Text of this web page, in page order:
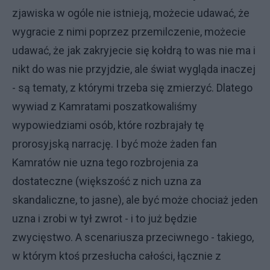
zjawiska w ogóle nie istnieją, możecie udawać, że
wygracie z nimi poprzez przemilczenie, możecie
udawać, że jak zakryjecie się kołdrą to was nie ma i
nikt do was nie przyjdzie, ale świat wygląda inaczej
- są tematy, z którymi trzeba się zmierzyć. Dlatego
wywiad z Kamratami poszatkowaliśmy
wypowiedziami osób, które rozbrajały tę
prorosyjską narrację. I być może żaden fan
Kamratów nie uzna tego rozbrojenia za
dostateczne (większość z nich uzna za
skandaliczne, to jasne), ale być może chociaż jeden
uzna i zrobi w tył zwrot - i to już będzie
zwycięstwo. A scenariusza przeciwnego - takiego,
w którym ktoś przesłucha całości, łącznie z